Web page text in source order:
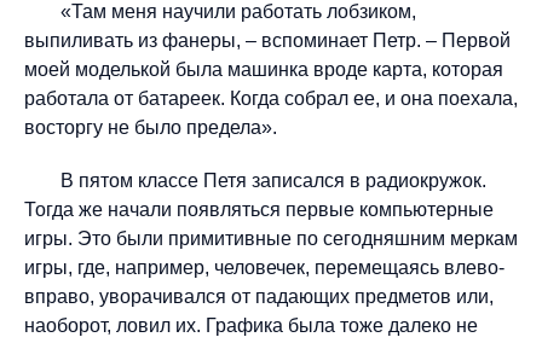
«Там меня научили работать лобзиком,
выпиливать из фанеры, – вспоминает Петр. – Первой
моей моделькой была машинка вроде карта, которая
работала от батареек. Когда собрал ее, и она поехала,
восторгу не было предела».
В пятом классе Петя записался в радиокружок.
Тогда же начали появляться первые компьютерные
игры. Это были примитивные по сегодняшним меркам
игры, где, например, человечек, перемещаясь влево-
вправо, уворачивался от падающих предметов или,
наоборот, ловил их. Графика была тоже далеко не